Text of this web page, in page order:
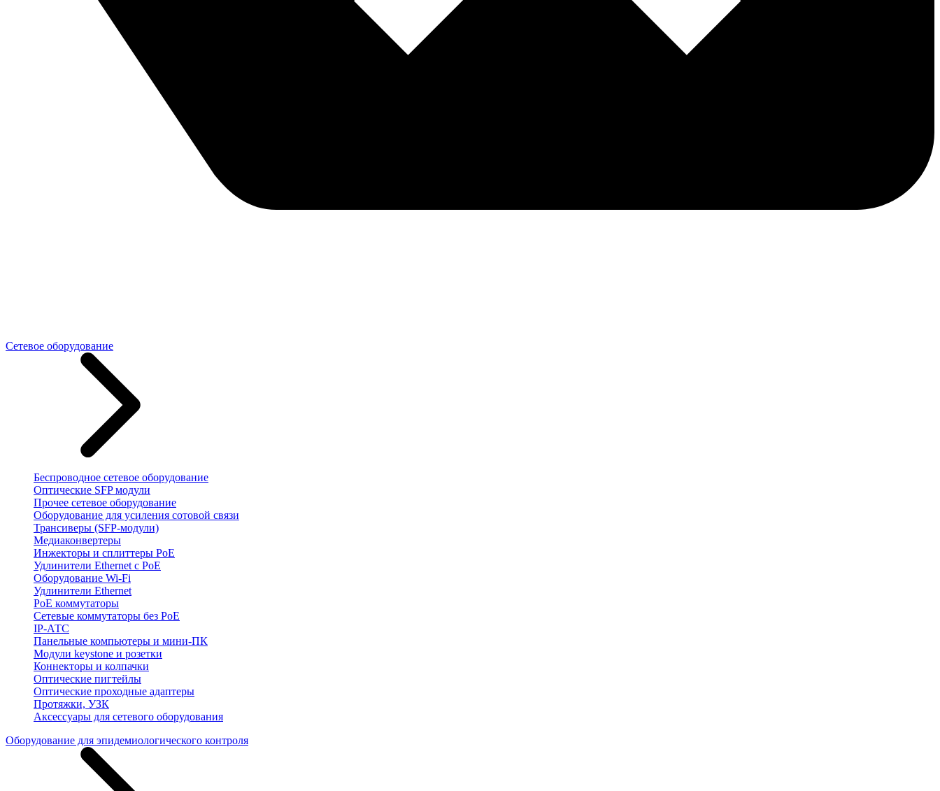
Сетевое оборудование
Беспроводное сетевое оборудование
Оптические SFP модули
Прочее сетевое оборудование
Оборудование для усиления сотовой связи
Трансиверы (SFP-модули)
Медиаконвертеры
Инжекторы и сплиттеры PoE
Удлинители Ethernet с PoE
Оборудование Wi-Fi
Удлинители Ethernet
PoE коммутаторы
Сетевые коммутаторы без PoE
IP-АТС
Панельные компьютеры и мини-ПК
Модули keystone и розетки
Коннекторы и колпачки
Оптические пигтейлы
Оптические проходные адаптеры
Протяжки, УЗК
Аксессуары для сетевого оборудования
Оборудование для эпидемиологического контроля